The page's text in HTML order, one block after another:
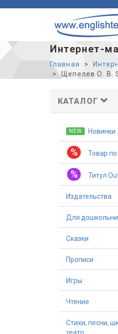
Интернет-
Главная
Щепелев О. В.
КАТАЛОГ
NEW Новинки
% Товар
% Титул
Издательства
Для
Сказки
Прописи
Игры
Чтение
Стихи, песни,